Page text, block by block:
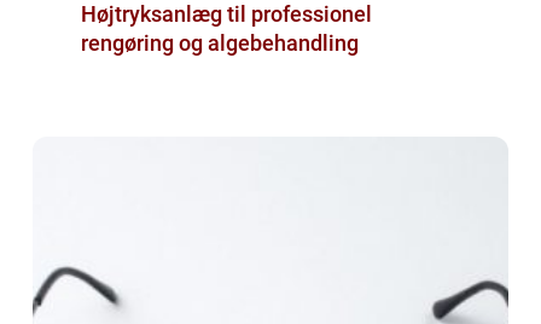
Højtryksanlæg til professionel
rengøring og algebehandling